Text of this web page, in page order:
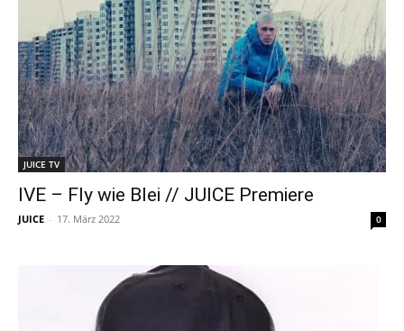
JUICE TV
IVE – Fly wie Blei // JUICE Premiere
JUICE - 17. März 2022 0